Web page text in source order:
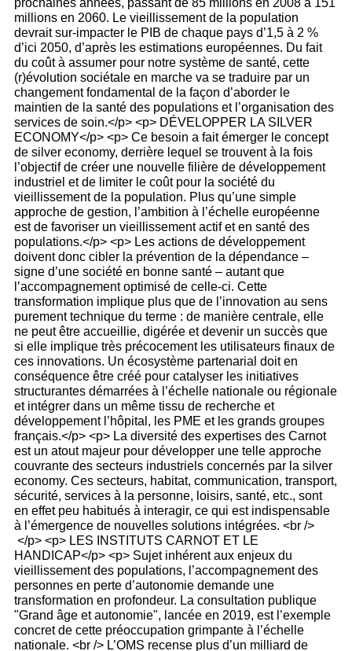
millions en 2060. Le vieillissement de la population
devrait sur-impacter le PIB de chaque pays d’1,5 à 2 %
d’ici 2050, d’après les estimations européennes. Du fait
du coût à assumer pour notre système de santé, cette
(r)évolution sociétale en marche va se traduire par un
changement fondamental de la façon d’aborder le
maintien de la santé des populations et l’organisation des
services de soin.</p> <p> DÉVELOPPER LA SILVER
ECONOMY</p> <p> Ce besoin a fait émerger le concept
de silver economy, derrière lequel se trouvent à la fois
l’objectif de créer une nouvelle filière de développement
industriel et de limiter le coût pour la société du
vieillissement de la population. Plus qu’une simple
approche de gestion, l’ambition à l’échelle européenne
est de favoriser un vieillissement actif et en santé des
populations.</p> <p> Les actions de développement
doivent donc cibler la prévention de la dépendance –
signe d’une société en bonne santé – autant que
l’accompagnement optimisé de celle-ci. Cette
transformation implique plus que de l’innovation au sens
purement technique du terme : de manière centrale, elle
ne peut être accueillie, digérée et devenir un succès que
si elle implique très précocement les utilisateurs finaux de
ces innovations. Un écosystème partenarial doit en
conséquence être créé pour catalyser les initiatives
structurantes démarrées à l’échelle nationale ou régionale
et intégrer dans un même tissu de recherche et
développement l’hôpital, les PME et les grands groupes
français.</p> <p> La diversité des expertises des Carnot
est un atout majeur pour développer une telle approche
couvrante des secteurs industriels concernés par la silver
economy. Ces secteurs, habitat, communication, transport,
sécurité, services à la personne, loisirs, santé, etc., sont
en effet peu habitués à interagir, ce qui est indispensable
à l’émergence de nouvelles solutions intégrées. <br />
</p> <p> LES INSTITUTS CARNOT ET LE
HANDICAP</p> <p> Sujet inhérent aux enjeux du
vieillissement des populations, l’accompagnement des
personnes en perte d’autonomie demande une
transformation en profondeur. La consultation publique
"Grand âge et autonomie", lancée en 2019, est l’exemple
concret de cette préoccupation grimpante à l’échelle
nationale. <br /> L’OMS recense plus d’un milliard de